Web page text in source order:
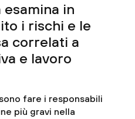
in
i rischi e le
correlati a
e lavoro
fare i responsabili
più gravi nella